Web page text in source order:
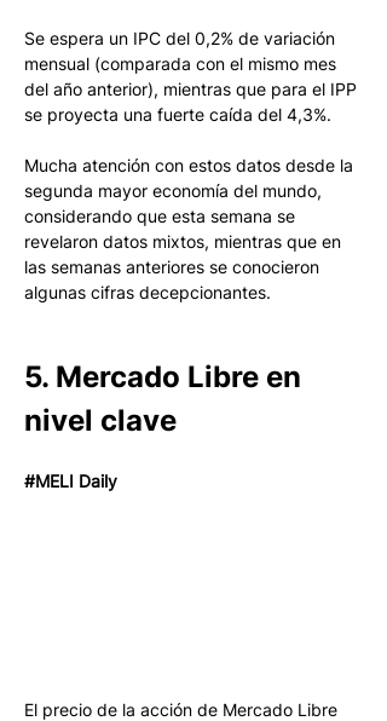
Se espera un IPC del 0,2% de variación
mensual (comparada con el mismo mes
del año anterior), mientras que para el IPP
se proyecta una fuerte caída del 4,3%.
Mucha atención con estos datos desde la
segunda mayor economía del mundo,
considerando que esta semana se
revelaron datos mixtos, mientras que en
las semanas anteriores se conocieron
algunas cifras decepcionantes.
5. Mercado Libre en
nivel clave
#MELI Daily
El precio de la acción de Mercado Libre